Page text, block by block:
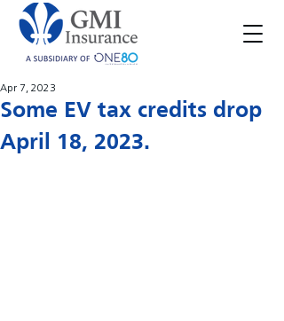
Some EV tax credits drop
April 18, 2023.
Apr 7, 2023